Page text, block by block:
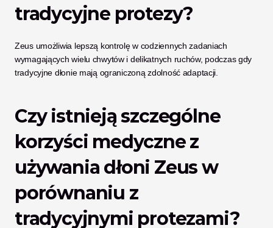
tradycyjne protezy?
Zeus umożliwia lepszą kontrolę w codziennych zadaniach
wymagających wielu chwytów i delikatnych ruchów, podczas gdy
tradycyjne dłonie mają ograniczoną zdolność adaptacji.
Czy istnieją szczególne
korzyści medyczne z
używania dłoni Zeus w
porównaniu z
tradycyjnymi protezami?